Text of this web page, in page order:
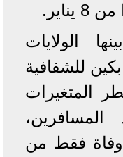
الولايات
للشفافية
المتغيرات
22 حالة وفاة فقط من